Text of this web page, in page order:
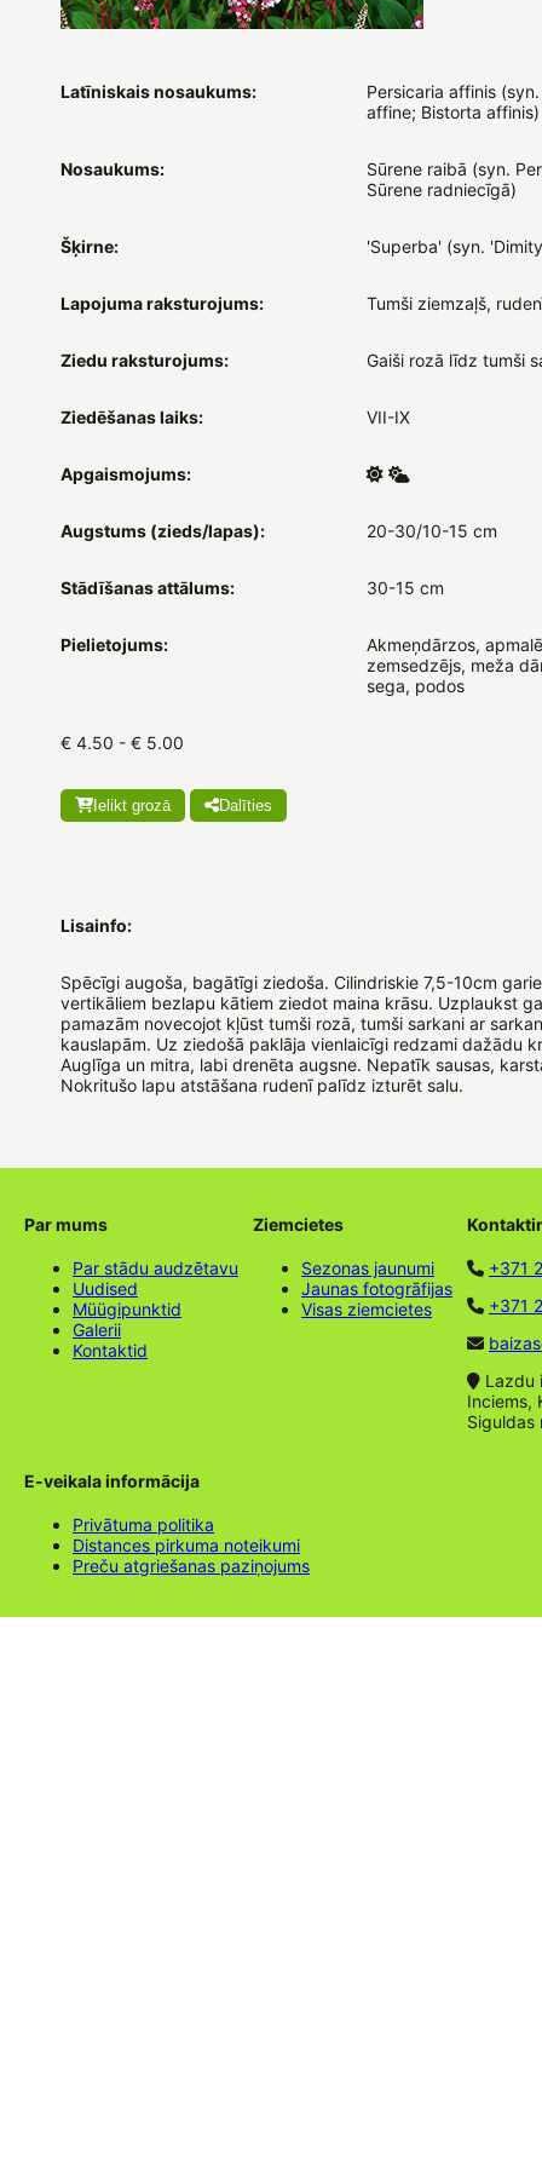
Latīniskais nosaukums:
Persicaria affinis
affine; Bistorta affinis)
Nosaukums:
Sūrene raibā (syn.
Sūrene radniecīgā)
Šķirne: 'Superba' (syn.
Lapojuma raksturojums: Tumši ziemzaļš,
Ziedu raksturojums: Gaiši rozā līdz tumši
Ziedēšanas laiks: VII-IX
Apgaismojums:
Augstums (zieds/lapas): 20-30/10-15 cm
Stādīšanas attālums: 30-15 cm
Pielietojums:
Akmeņdārzos,
zemsedzējs, meža
sega, podos
€ 4.50 - € 5.00
Ielikt grozā Dalīties
Lisainfo:
Spēcīgi augoša, bagātīgi ziedoša. Cilindriskie 7,5-10cm
vertikāliem bezlapu kātiem ziedot maina krāsu. Uzplaukst
pamazām novecojot kļūst tumši rozā, tumši sarkani ar
kauslapām. Uz ziedošā paklāja vienlaicīgi redzami dažādu
Auglīga un mitra, labi drenēta augsne. Nepatīk sausas,
Nokritušo lapu atstāšana rudenī palīdz izturēt salu.
Par mums
Par stādu audzētavu
Uudised
Müügipunktid
Galerii
Kontaktid
Ziemcietes
Sezonas jaunumi
Jaunas fotogrāfijas
Visas ziemcietes
+371
+371
Lazdu
Inciems,
Siguldas
E-veikala informācija
Privātuma politika
Distances pirkuma noteikumi
Preču atgriešanas paziņojums